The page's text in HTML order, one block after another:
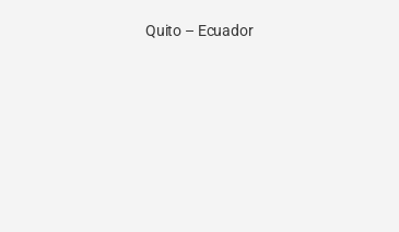
Quito – Ecuador